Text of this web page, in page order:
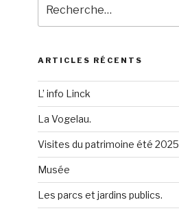
pour
:
ARTICLES RÉCENTS
L’ info Linck
La Vogelau.
Visites du patrimoine été 2025
Musée
Les parcs et jardins publics.